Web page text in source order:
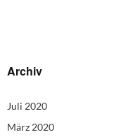
Archiv
Juli 2020
März 2020